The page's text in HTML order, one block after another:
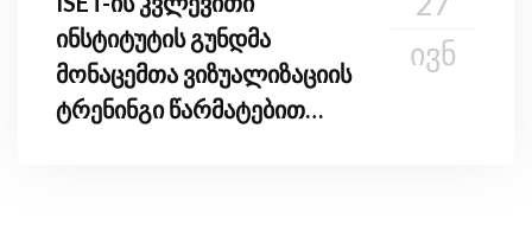
ინსტიტუტის გუნდმა
მონაცემთა ვიზუალიზაციის
ტრენინგი წარმატებით
ᲘᲕᲜ